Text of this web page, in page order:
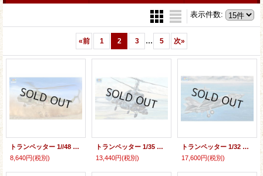
表示件数:
«前 1 2 3 ... 5 次»
トランペッター 1//48 Mi-8 ヒップ【プラモデル】
8,640円(税別)
トランペッター 1/35 カモフ Ka-29 ヘリックスB 強襲ヘリコプター【プラモデル】
13,440円(税別)
トランペッター 1/32 F-35C ライトニングII【プラモデル】
17,600円(税別)